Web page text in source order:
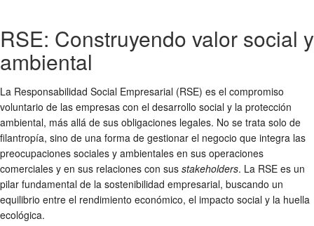
RSE: Construyendo valor social y
ambiental
La Responsabilidad Social Empresarial (RSE) es el compromiso
voluntario de las empresas con el desarrollo social y la protección
ambiental, más allá de sus obligaciones legales. No se trata solo de
filantropía, sino de una forma de gestionar el negocio que integra las
preocupaciones sociales y ambientales en sus operaciones
comerciales y en sus relaciones con sus stakeholders. La RSE es un
pilar fundamental de la sostenibilidad empresarial, buscando un
equilibrio entre el rendimiento económico, el impacto social y la huella
ecológica.